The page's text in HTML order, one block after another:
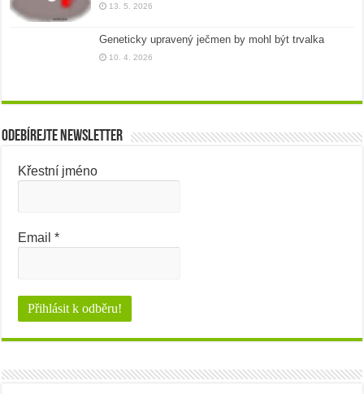
13. 5. 2026
Geneticky upravený ječmen by mohl být trvalka
10. 4. 2026
Odebírejte newsletter
Křestní jméno
Email*